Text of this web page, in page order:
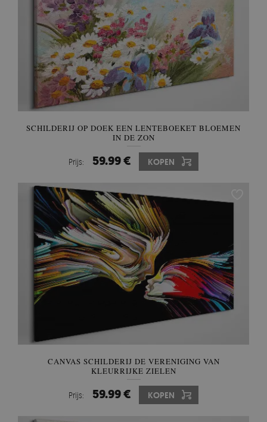
SCHILDERIJ OP DOEK EEN LENTEBOEKET BLOEMEN
IN DE ZON
Prijs: 59.99 € KOPEN
CANVAS SCHILDERIJ DE VERENIGING VAN
KLEURRIJKE ZIELEN
Prijs: 59.99 € KOPEN